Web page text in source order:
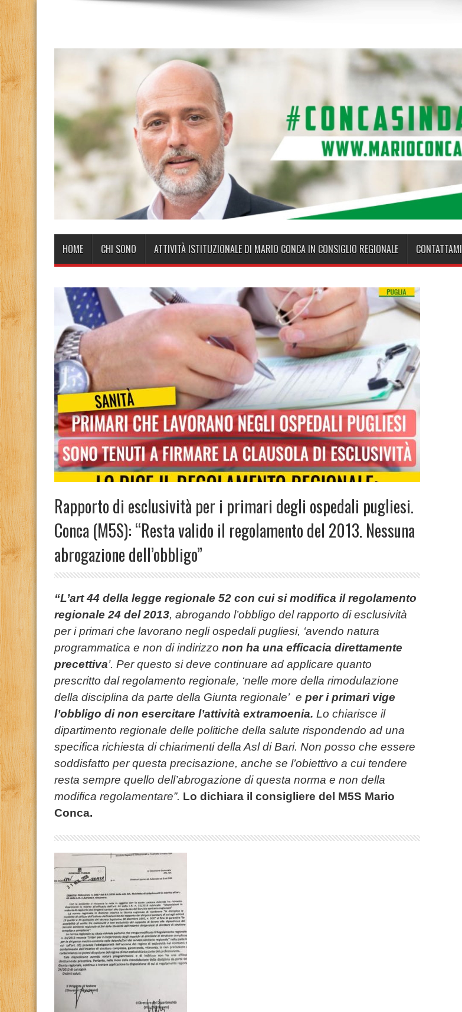
HOME CHI SONO ATTIVITÀ ISTITUZIONALE DI MARIO CONCA IN CONSIGLIO REGIONALE CONTATTAMI
Rapporto di esclusività per i primari degli ospedali pugliesi.
Conca (M5S): “Resta valido il regolamento del 2013. Nessuna
abrogazione dell’obbligo”
“L’art 44 della legge regionale 52 con cui si modifica il regolamento
regionale 24 del 2013, abrogando l’obbligo del rapporto di esclusività
per i primari che lavorano negli ospedali pugliesi, ‘avendo natura
programmatica e non di indirizzo non ha una efficacia direttamente
precettiva’. Per questo si deve continuare ad applicare quanto
prescritto dal regolamento regionale, ‘nelle more della rimodulazione
della disciplina da parte della Giunta regionale’ e per i primari vige
l’obbligo di non esercitare l’attività extramoenia. Lo chiarisce il
dipartimento regionale delle politiche della salute rispondendo ad una
specifica richiesta di chiarimenti della Asl di Bari. Non posso che essere
soddisfatto per questa precisazione, anche se l’obiettivo a cui tendere
resta sempre quello dell’abrogazione di questa norma e non della
modifica regolamentare”. Lo dichiara il consigliere del M5S Mario
Conca.